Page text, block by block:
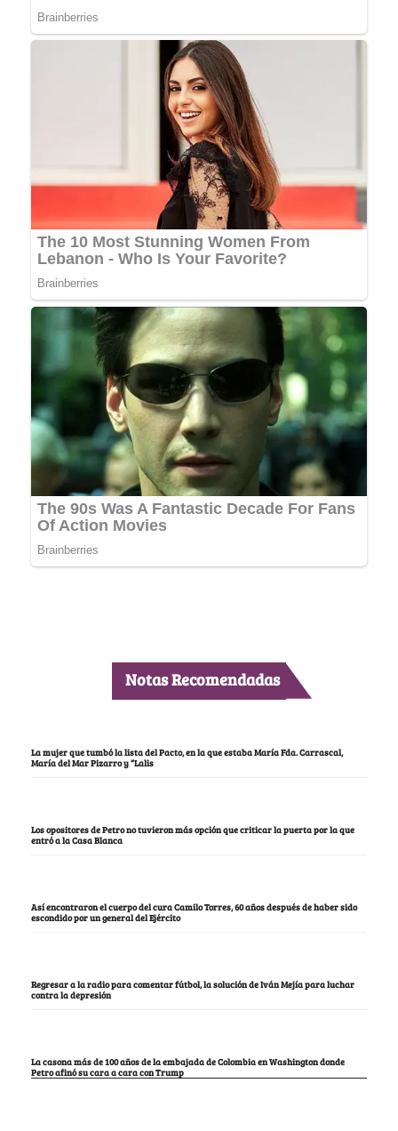
Notas Recomendadas
La mujer que tumbó la lista del Pacto, en la que estaba María Fda. Carrascal,
María del Mar Pizarro y “Lalis
Los opositores de Petro no tuvieron más opción que criticar la puerta por la que
entró a la Casa Blanca
Así encontraron el cuerpo del cura Camilo Torres, 60 años después de haber sido
escondido por un general del Ejército
Regresar a la radio para comentar fútbol, la solución de Iván Mejía para luchar
contra la depresión
La casona más de 100 años de la embajada de Colombia en Washington donde
Petro afinó su cara a cara con Trump